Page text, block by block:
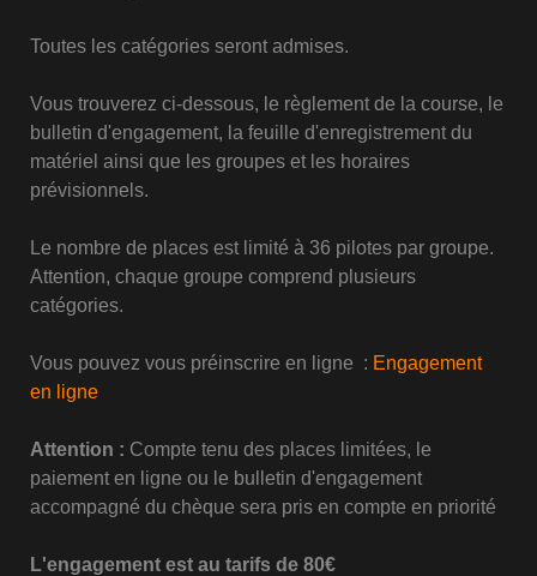
Toutes les catégories seront admises.
Vous trouverez ci-dessous, le règlement de la course, le
bulletin d'engagement, la feuille d'enregistrement du
matériel ainsi que les groupes et les horaires
prévisionnels.
Le nombre de places est limité à 36 pilotes par groupe.
Attention, chaque groupe comprend plusieurs
catégories.
Vous pouvez vous préinscrire en ligne : Engagement
en ligne
Attention : Compte tenu des places limitées, le
paiement en ligne ou le bulletin d'engagement
accompagné du chèque sera pris en compte en priorité
L'engagement est au tarifs de 80€